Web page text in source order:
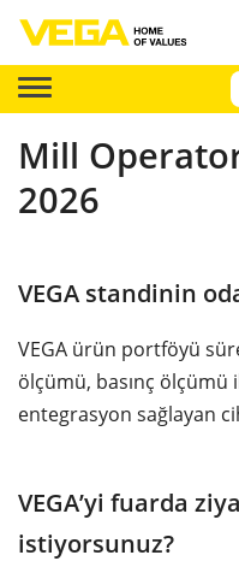
Mill
2026
VEGA standinin
VEGA ürün portföyü
ölçümü, basınç
entegrasyon sağlayan
VEGA’yi fuarda
istiyorsunuz?